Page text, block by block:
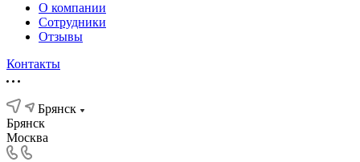
О компании
Сотрудники
Отзывы
Контакты
Брянск
Брянск
Москва